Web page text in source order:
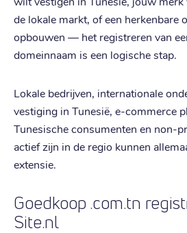
de lokale markt, of een herkenbare
opbouwen — het registreren van
domeinnaam is een logische stap.
Lokale bedrijven, internationale
vestiging in Tunesië, e-commerce
Tunesische consumenten en non-
actief zijn in de regio kunnen
extensie.
Goedkoop .com.tn
Site.nl